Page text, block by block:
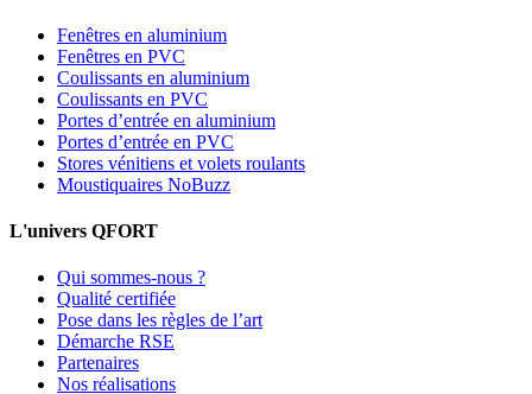
Fenêtres en aluminium
Fenêtres en PVC
Coulissants en aluminium
Coulissants en PVC
Portes d’entrée en aluminium
Portes d’entrée en PVC
Stores vénitiens et volets roulants
Moustiquaires NoBuzz
L'univers QFORT
Qui sommes-nous ?
Qualité certifiée
Pose dans les règles de l’art
Démarche RSE
Partenaires
Nos réalisations